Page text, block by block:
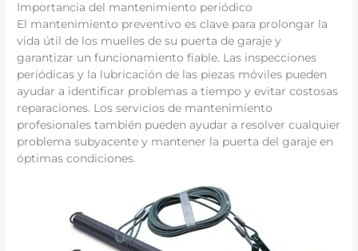
Importancia del mantenimiento periódico
El mantenimiento preventivo es clave para prolongar la
vida útil de los muelles de su puerta de garaje y
garantizar un funcionamiento fiable. Las inspecciones
periódicas y la lubricación de las piezas móviles pueden
ayudar a identificar problemas a tiempo y evitar costosas
reparaciones. Los servicios de mantenimiento
profesionales también pueden ayudar a resolver cualquier
problema subyacente y mantener la puerta del garaje en
óptimas condiciones.